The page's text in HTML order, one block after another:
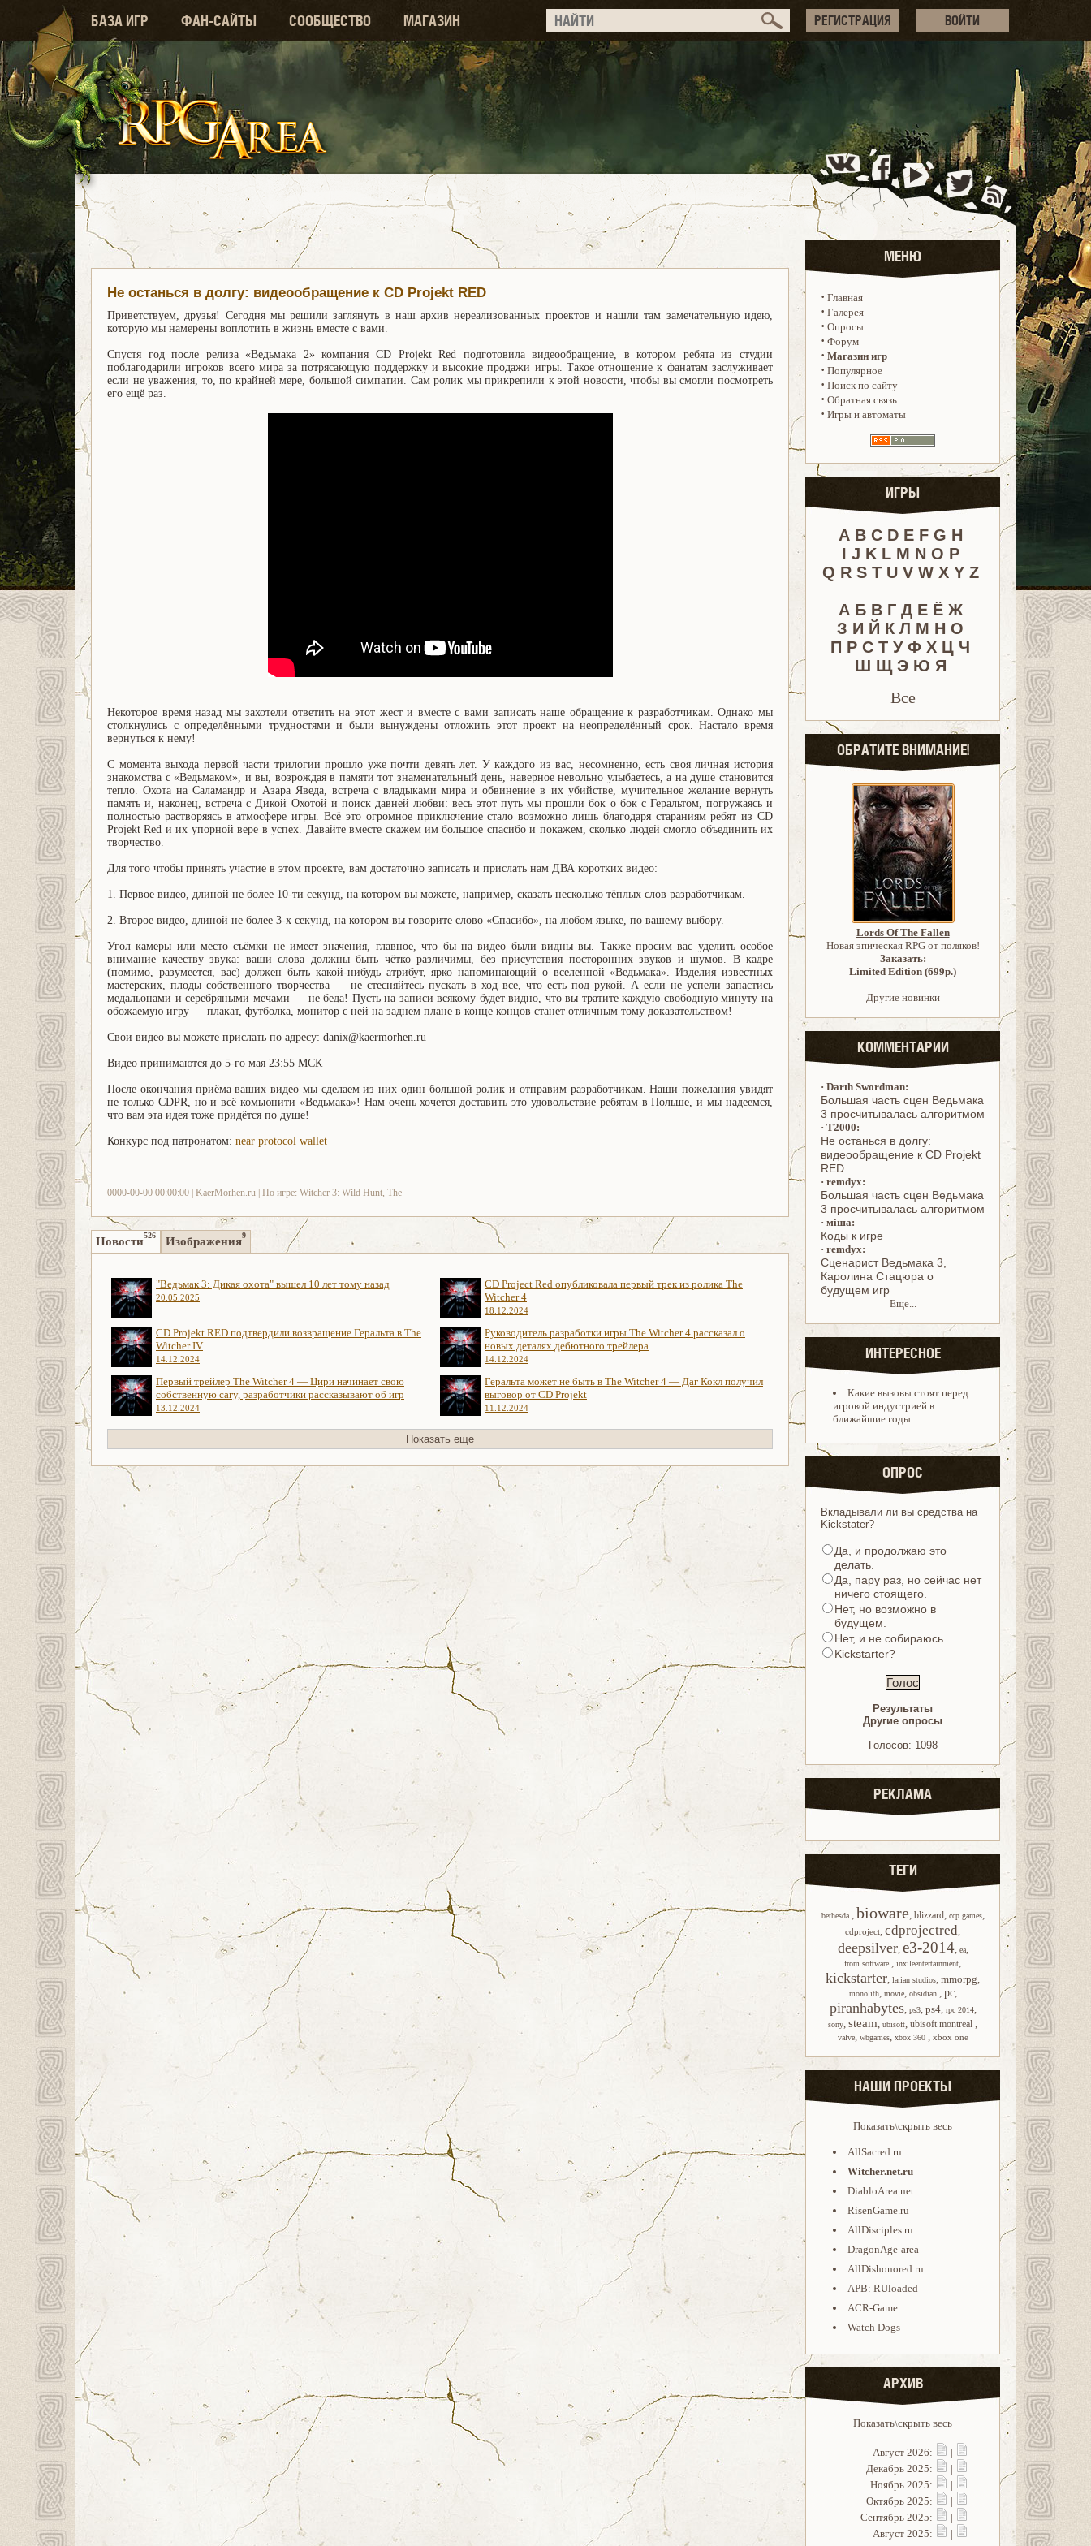
БАЗА ИГР ФАН-САЙТЫ СООБЩЕСТВО МАГАЗИН РЕГИСТРАЦИЯ ВОЙТИ
Не останься в долгу: видеообращение к CD Projekt RED
Приветствуем, друзья! Сегодня мы решили заглянуть в наш архив нереализованных проектов и нашли там замечательную идею,
которую мы намерены воплотить в жизнь вместе с вами.
Спустя год после релиза «Ведьмака 2» компания CD Projekt Red подготовила видеообращение, в котором ребята из студии
поблагодарили игроков всего мира за потрясающую поддержку и высокие продажи игры. Такое отношение к фанатам заслуживает
если не уважения, то, по крайней мере, большой симпатии. Сам ролик мы прикрепили к этой новости, чтобы вы смогли посмотреть
его ещё раз.
Некоторое время назад мы захотели ответить на этот жест и вместе с вами записать наше обращение к разработчикам. Однако мы
столкнулись с определёнными трудностями и были вынуждены отложить этот проект на неопределённый срок. Настало время
вернуться к нему!
С момента выхода первой части трилогии прошло уже почти девять лет. У каждого из вас, несомненно, есть своя личная история
знакомства с «Ведьмаком», и вы, возрождая в памяти тот знаменательный день, наверное невольно улыбаетесь, а на душе становится
тепло. Охота на Саламандр и Азара Яведа, встреча с владыками мира и обвинение в их убийстве, мучительное желание вернуть
память и, наконец, встреча с Дикой Охотой и поиск давней любви: весь этот путь мы прошли бок о бок с Геральтом, погружаясь и
полностью растворяясь в атмосфере игры. Всё это огромное приключение стало возможно лишь благодаря стараниям ребят из CD
Projekt Red и их упорной вере в успех. Давайте вместе скажем им большое спасибо и покажем, сколько людей смогло объединить их
творчество.
Для того чтобы принять участие в этом проекте, вам достаточно записать и прислать нам ДВА коротких видео:
1. Первое видео, длиной не более 10-ти секунд, на котором вы можете, например, сказать несколько тёплых слов разработчикам.
2. Второе видео, длиной не более 3-х секунд, на котором вы говорите слово «Спасибо», на любом языке, по вашему выбору.
Угол камеры или место съёмки не имеет значения, главное, что бы на видео были видны вы. Также просим вас уделить особое
внимание качеству звука: ваши слова должны быть чётко различимы, без присутствия посторонних звуков и шумов. В кадре
(помимо, разумеется, вас) должен быть какой-нибудь атрибут, ярко напоминающий о вселенной «Ведьмака». Изделия известных
мастерских, плоды собственного творчества — не стесняйтесь пускать в ход все, что есть под рукой. А если не успели запастись
медальонами и серебряными мечами — не беда! Пусть на записи всякому будет видно, что вы тратите каждую свободную минуту на
обожаемую игру — плакат, футболка, монитор с ней на заднем плане в конце концов станет отличным тому доказательством!
Свои видео вы можете прислать по адресу: danix@kaermorhen.ru
Видео принимаются до 5-го мая 23:55 МСК
После окончания приёма ваших видео мы сделаем из них один большой ролик и отправим разработчикам. Наши пожелания увидят
не только CDPR, но и всё комьюнити «Ведьмака»! Нам очень хочется доставить это удовольствие ребятам в Польше, и мы надеемся,
что вам эта идея тоже придётся по душе!
Конкурс под патронатом: near protocol wallet
0000-00-00 00:00:00 | KaerMorhen.ru | По игре: Witcher 3: Wild Hunt, The
Новости526 Изображения9
"Ведьмак 3: Дикая охота" вышел 10 лет тому назад
20.05.2025
CD Project Red опубликовала первый трек из ролика The
Witcher 4
18.12.2024
CD Projekt RED подтвердили возвращение Геральта в The
Witcher IV
14.12.2024
Руководитель разработки игры The Witcher 4 рассказал о
новых деталях дебютного трейлера
14.12.2024
Первый трейлер The Witcher 4 — Цири начинает свою
собственную сагу, разработчики рассказывают об игр
13.12.2024
Геральта может не быть в The Witcher 4 — Даг Кокл получил
выговор от CD Projekt
11.12.2024
Показать еще
МЕНЮ
· Главная
· Галерея
· Опросы
· Форум
· Магазин игр
· Популярное
· Поиск по сайту
· Обратная связь
· Игры и автоматы
ИГРЫ
A B C D E F G H
I J K L M N O P
Q R S T U V W X Y Z
А Б В Г Д Е Ё Ж
З И Й К Л М Н О
П Р С Т У Ф Х Ц Ч
Ш Щ Э Ю Я
Все
ОБРАТИТЕ ВНИМАНИЕ!
Lords Of The Fallen
Новая эпическая RPG от поляков!
Заказать:
Limited Edition (699р.)
Другие новинки
КОММЕНТАРИИ
· Darth Swordman:
Большая часть сцен Ведьмака
3 просчитывалась алгоритмом
· T2000:
Не останься в долгу:
видеообращение к CD Projekt
RED
· remdyx:
Большая часть сцен Ведьмака
3 просчитывалась алгоритмом
· міша:
Коды к игре
· remdyx:
Cценарист Ведьмака 3,
Каролина Стацюра о
будущем игр
Еще...
ИНТЕРЕСНОЕ
Какие вызовы стоят перед
игровой индустрией в
ближайшие годы
ОПРОС
Вкладывали ли вы средства на
Kickstater?
Да, и продолжаю это
делать.
Да, пару раз, но сейчас нет
ничего стоящего.
Нет, но возможно в
будущем.
Нет, и не собираюсь.
Kickstarter?
Результаты
Другие опросы
Голосов: 1098
РЕКЛАМА
ТЕГИ
bethesda , bioware, blizzard, ccp games,
cdproject, cdprojectred,
deepsilver, e3-2014, ea,
from software , inxileentertainment,
kickstarter, larian studios, mmorpg,
monolith, movie, obsidian , pc,
piranhabytes, ps3, ps4, rpc 2014,
sony, steam, ubisoft, ubisoft montreal ,
valve, wbgames, xbox 360 , xbox one
НАШИ ПРОЕКТЫ
Показать\скрыть весь
AllSacred.ru
Witcher.net.ru
DiabloArea.net
RisenGame.ru
AllDisciples.ru
DragonAge-area
AllDishonored.ru
APB: RUloaded
ACR-Game
Watch Dogs
АРХИВ
Показать\скрыть весь
Август 2026:
|
Декабрь 2025:
|
Ноябрь 2025:
|
Октябрь 2025:
|
Сентябрь 2025:
|
Август 2025:
|